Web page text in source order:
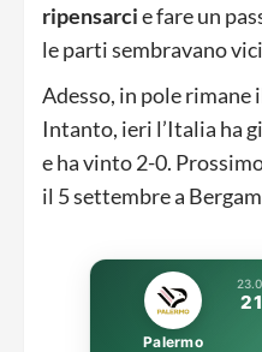
ripensarcie fare un
le parti sembravano
Adesso, in pole rimane
Intanto, ieri l’Italia ha
e ha vinto 2-0.
il 5 settembre a
Palermo